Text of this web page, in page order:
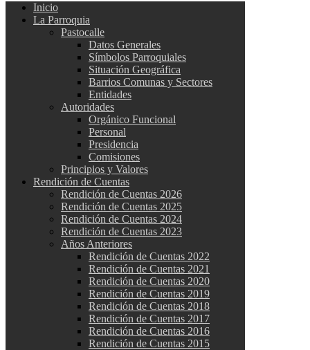
Inicio
La Parroquia
Pastocalle
Datos Generales
Símbolos Parroquiales
Situación Geográfica
Barrios Comunas y Sectores
Entidades
Autoridades
Orgánico Funcional
Personal
Presidencia
Comisiones
Principios y Valores
Rendición de Cuentas
Rendición de Cuentas 2026
Rendición de Cuentas 2025
Rendición de Cuentas 2024
Rendición de Cuentas 2023
Años Anteriores
Rendición de Cuentas 2022
Rendición de Cuentas 2021
Rendición de Cuentas 2020
Rendición de Cuentas 2019
Rendición de Cuentas 2018
Rendición de Cuentas 2017
Rendición de Cuentas 2016
Rendición de Cuentas 2015